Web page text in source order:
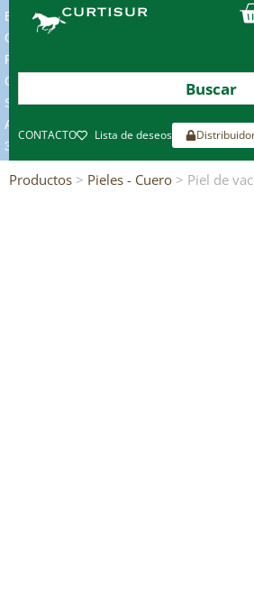
ENVIOS
GRATIS
POR
COMPRAS
SUPERIORES
A
300€*
CONTACTO Lista de deseos
Productos > Pieles - Cuero > Piel de